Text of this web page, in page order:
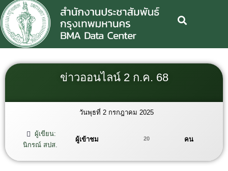
ข่าวออนไลน์ 2 ก.ค. 68
วันพุธที่ 2 กรกฎาคม 2025
ผู้เขียน:
นิกรณ์ สปส.
ผู้เข้าชม 20 คน